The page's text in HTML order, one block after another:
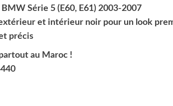
Série 5 (E60, E61) 2003-2007
et intérieur noir pour un look
précis
au Maroc !